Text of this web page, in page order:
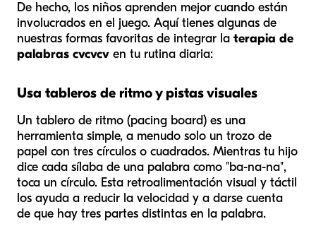
De hecho, los niños aprenden mejor cuando están
involucrados en el juego. Aquí tienes algunas de
nuestras formas favoritas de integrar la terapia de
palabras cvcvcv en tu rutina diaria:
Usa tableros de ritmo y pistas visuales
Un tablero de ritmo (pacing board) es una
herramienta simple, a menudo solo un trozo de
papel con tres círculos o cuadrados. Mientras tu hijo
dice cada sílaba de una palabra como "ba-na-na",
toca un círculo. Esta retroalimentación visual y táctil
los ayuda a reducir la velocidad y a darse cuenta
de que hay tres partes distintas en la palabra.